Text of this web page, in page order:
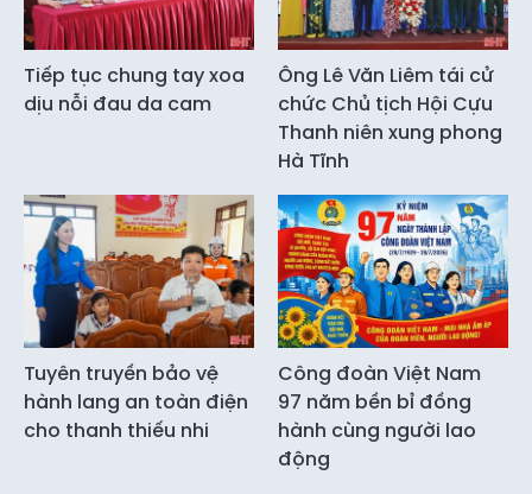
Tiếp tục chung tay xoa
dịu nỗi đau da cam
Ông Lê Văn Liêm tái cử
chức Chủ tịch Hội Cựu
Thanh niên xung phong
Hà Tĩnh
Tuyên truyền bảo vệ
hành lang an toàn điện
cho thanh thiếu nhi
Công đoàn Việt Nam
97 năm bền bỉ đồng
hành cùng người lao
động